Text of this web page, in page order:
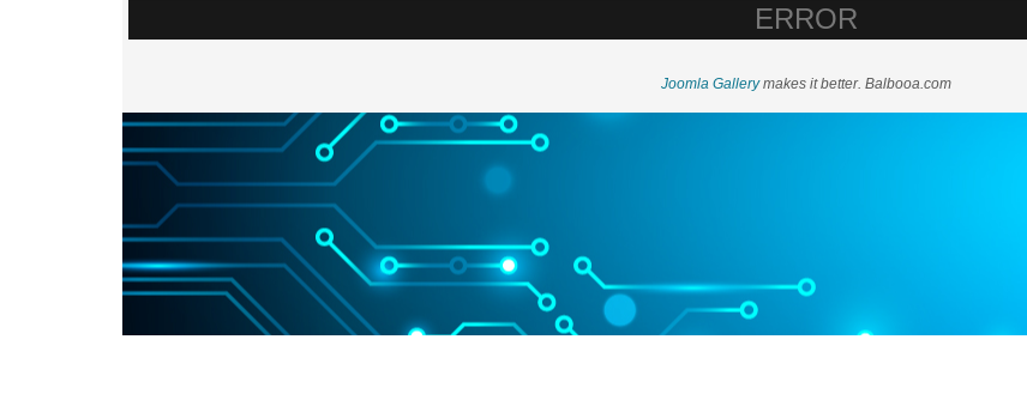
ERROR
Joomla Gallerymakes it better. Balbooa.com